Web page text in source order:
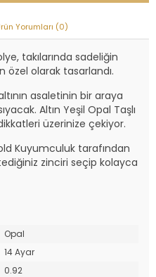
Yorumları (0)
takılarında sadeliğin
özel olarak tasarlandı.
asaletinin bir araya
Altın Yeşil Opal Taşlı
üzerinize çekiyor.
Kuyumculuk tarafından
zinciri seçip kolayca
Opal
14 Ayar
0.92